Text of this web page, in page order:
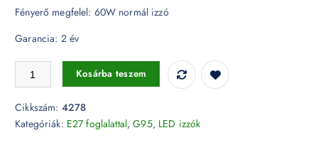
Fényerő megfelel: 60W normál izzó
Garancia: 2 év
LED izzó - 10W G95 E27 Thermoplastic 4278 mennyiség
Kosárba teszem
Cikkszám: 4278
Kategóriák: E27 foglalattal,G95, LED izzók